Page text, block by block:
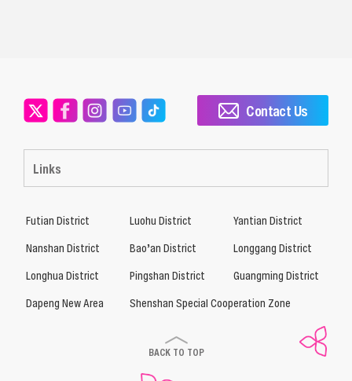
Links
Contact Us
Futian District Luohu District
Yantian District
Nanshan District
Bao’an District
Longgang District
Longhua District
Pingshan District
Guangming District
Dapeng New Area
Shenshan Special Cooperation Zone
BACK TO TOP